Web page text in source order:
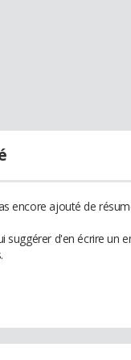
encore ajouté de
suggérer d'en écrire un